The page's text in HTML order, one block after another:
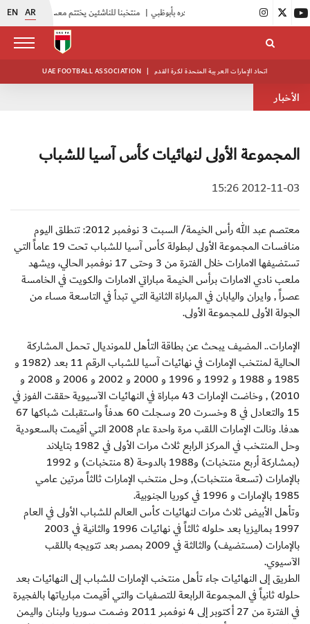
EN AR منتخبنا للناشئين يختتم معسكره الخارجي في صربيا |
UAE FOOTBALL ASSOCIATION | اتحاد الإمارات العربية المتحدة لكرة القدم
الأخبار
المجموعة الأولى لنهائيات كأس آسيا للشباب
2012-11-03 15:26
معتصم عبد الله رأس الخيمة/ السبت 3 نوفمبر 2012: تنطلق اليوم
منافسات المجموعة الأولى لبطولة كأس آسيا للشباب تحت 19 عاماً التي
تستضيفها الامارات خلال الفترة من 3 وحتى 17 نوفمبر الحالي، ويشهد
ملعب نادي الامارات برأس الخيمة مباراتي الامارات والكويت في الخامسة
عصراً , وايران واليابان في المباراة الثانية التي تبدأ في التاسعة مساء من
الجولة الأولى للمجموعة الأولى.
الإمارات.. المضيف يبحث عن بطاقة التأهل للمونديال تحمل المشاركة
الحالية لمنتخب الإمارات في نهائيات آسيا للشباب الرقم 11 بعد (1982 و
1985 و 1988 و 1992 و 1996 و 2000 و 2002 و 2006 و 2008 و
2010) , وخاضت الإمارات 43 مباراة في النهائيات الآسيوية حققت الفوز في
15 والتعادل في 8 وخسرت 20 وسجلت 60 هدفاً واستقبلت شباكها 67
هدفا. ونالت الإمارات اللقب مرة واحدة عام 2008 التي أقيمت بالسعودية
وحل المنتخب في المركز الرابع ثلاث مرات الأولى في 1982 بتايلاند
(بمشاركة أربع منتخبات) و1988 بالدوحة (8 منتخبات) و 1992
بالإمارات (تسعة منتخبات), وحل منتخب الإمارات ثالثاً مرتين عامي
1985 بالإمارات و 1996 في كوريا الجنوبية.
وتأهل الأبيض ثلاث مرات لنهائيات كأس العالم للشباب الأولى في العام
1997 بماليزيا بعد حلوله ثالثاً في نهائيات 1996 والثانية في 2003
بالإمارات (مستضيف) والثالثة في 2009 بمصر بعد تتويجه باللقب
الآسيوي.
الطريق إلى النهائيات جاء تأهل منتخب الإمارات للشباب إلى النهائيات بعد
حلوله ثانياً في المجموعة الرابعة للتصفيات والتي أقيمت مبارياتها بالفجيرة
في الفترة من 27 أكتوبر إلى 4 نوفمبر 2011 وضمت سوريا ولبنان واليمن